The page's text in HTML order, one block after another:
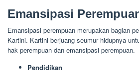
Emansipasi
Emansipasi perempuan merupakan bagian
Kartini. Kartini berjuang seumur hidupnya
hak perempuan dan emansipasi perempuan.
Pendidikan